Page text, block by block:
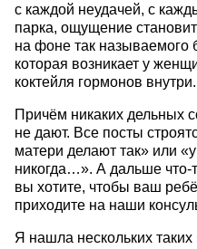
с каждой неудачей, с
парка, ощущение
на фоне так называемого
которая возникает у
коктейля гормонов внутри.
Причём никаких дельных
не дают. Все посты
матери делают так» или
никогда…». А дальше что-
вы хотите, чтобы ваш
приходите на наши
Я нашла нескольких